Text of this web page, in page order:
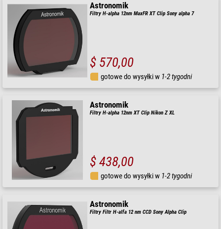
Astronomik
Filtry H-alpha 12nm MaxFR XT Clip Sony alpha 7
$ 570,00
gotowe do wysyłki w 1-2 tygodni
Astronomik
Filtry H-alpha 12nm XT Clip Nikon Z XL
$ 438,00
gotowe do wysyłki w 1-2 tygodni
Astronomik
Filtry Filtr H-alfa 12 nm CCD Sony Alpha Clip